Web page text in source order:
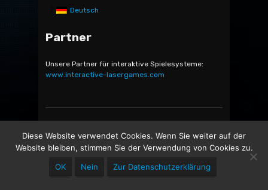
Deutsch
Partner
Unsere Partner für interaktive Spielesysteme:
www.interactive-lasergames.com
21244 Buchholz in der Nordheide -
Diese Website verwendet Cookies. Wenn Sie weiter auf der
Website bleiben, stimmen Sie der Verwendung von Cookies zu.
OK
Nein Zur Datenschutzerklärung